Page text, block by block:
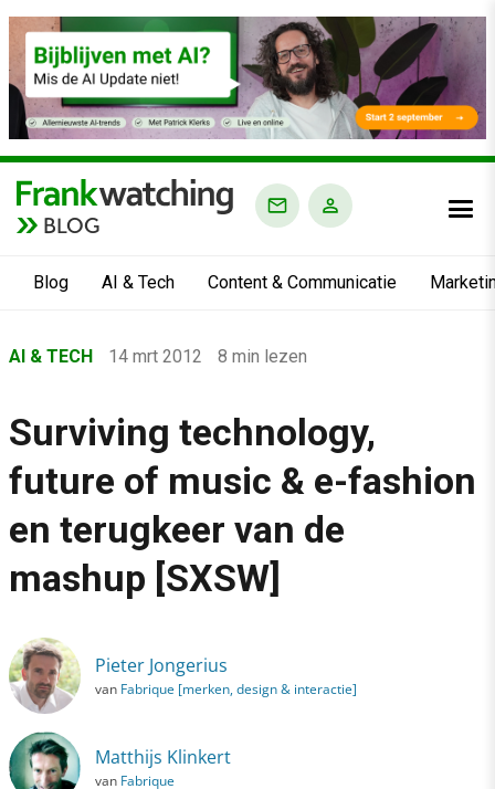
BLOG
Blog AI & Tech Content & Communicatie
›
›
AI & Tech
Surviving technology, future of music & e-fashion en terugkeer
AI & TECH 14 mrt 2012 8 min lezen
Surviving technology,
future of music & e-fashion
en terugkeer van de
mashup [SXSW]
Pieter Jongerius
van Fabrique [merken, design & interactie]
Matthijs Klinkert
van Fabrique